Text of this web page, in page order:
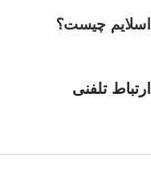
اسلایم چیست؟
ارتباط تلفنی